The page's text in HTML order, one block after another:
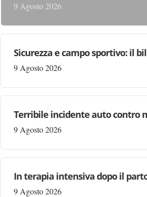
9 Agosto 2026
Sicurezza e campo sportivo: il
9 Agosto 2026
Terribile incidente auto contro
9 Agosto 2026
In terapia intensiva dopo il
9 Agosto 2026